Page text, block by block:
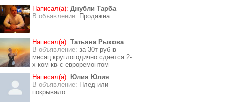
Написал(а): Джубли Тарба
В объявление: Продажна
Написал(а): Татьяна Рыкова
В объявление: за 30т руб в
месяц круглогодично сдается 2-
х ком кв с евроремонтом
Написал(а): Юлия Юлия
В объявление: Плед или
покрывало